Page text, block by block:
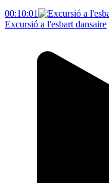
00:10:01
Excursió a l'esbart dansaire